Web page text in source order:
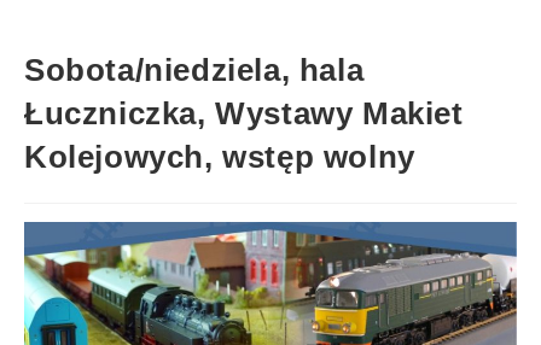
Sobota/niedziela, hala
Łuczniczka, Wystawy Makiet
Kolejowych, wstęp wolny